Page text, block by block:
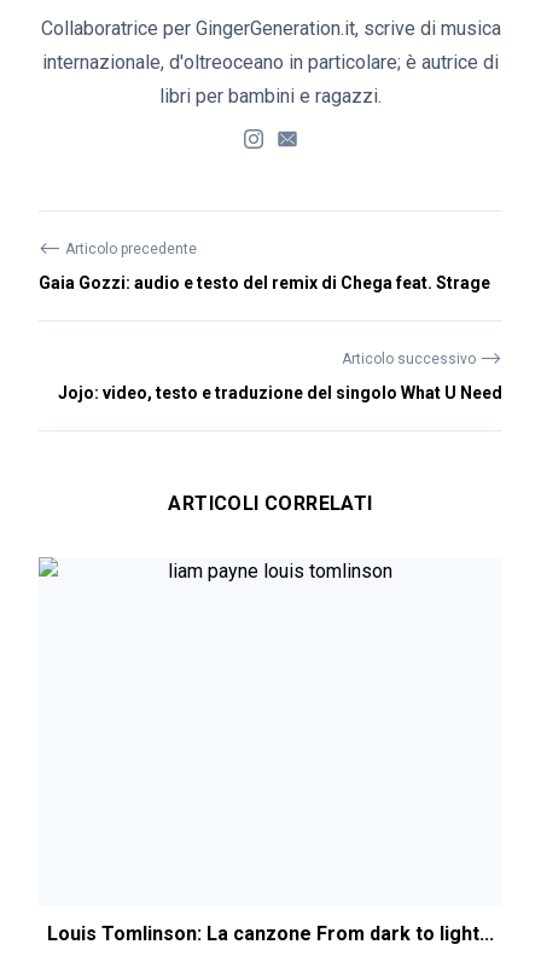
Collaboratrice per GingerGeneration.it, scrive di musica
internazionale, d'oltreoceano in particolare; è autrice di
libri per bambini e ragazzi.
⟵ Articolo precedente
Gaia Gozzi: audio e testo del remix di Chega feat. Strage
Articolo successivo ⟶
Jojo: video, testo e traduzione del singolo What U Need
ARTICOLI CORRELATI
Louis Tomlinson: La canzone From dark to light...